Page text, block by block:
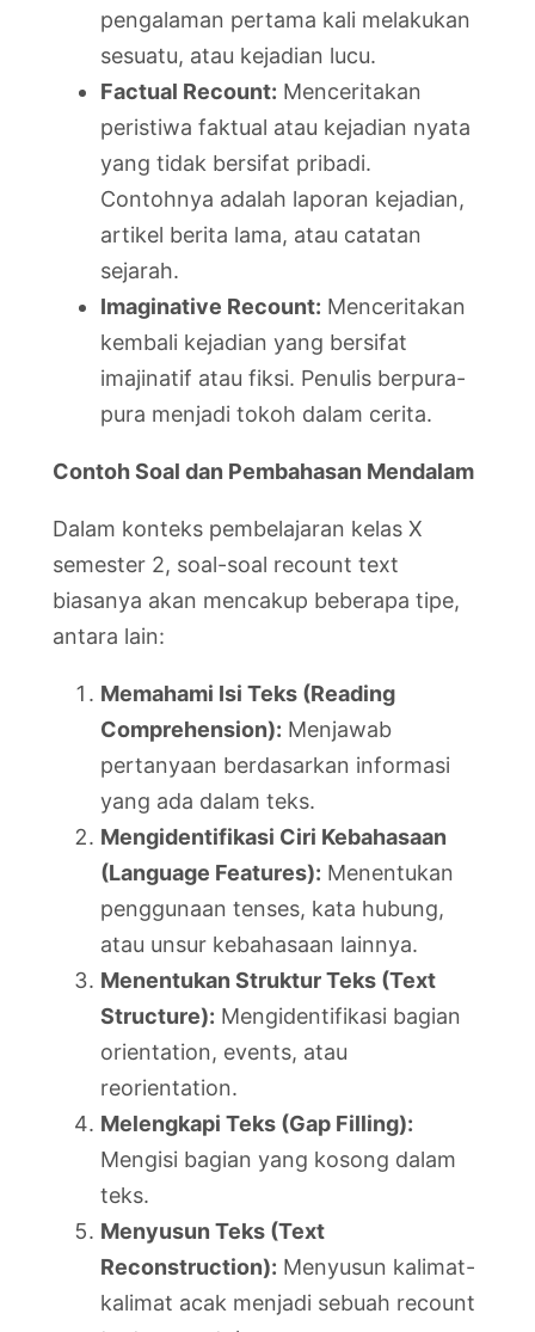
pengalaman pertama kali melakukan
sesuatu, atau kejadian lucu.
Factual Recount: Menceritakan
peristiwa faktual atau kejadian nyata
yang tidak bersifat pribadi.
Contohnya adalah laporan kejadian,
artikel berita lama, atau catatan
sejarah.
Imaginative Recount: Menceritakan
kembali kejadian yang bersifat
imajinatif atau fiksi. Penulis berpura-
pura menjadi tokoh dalam cerita.
Contoh Soal dan Pembahasan Mendalam
Dalam konteks pembelajaran kelas X
semester 2, soal-soal recount text
biasanya akan mencakup beberapa tipe,
antara lain:
Memahami Isi Teks (Reading
Comprehension): Menjawab
pertanyaan berdasarkan informasi
yang ada dalam teks.
Mengidentifikasi Ciri Kebahasaan
(Language Features): Menentukan
penggunaan tenses, kata hubung,
atau unsur kebahasaan lainnya.
Menentukan Struktur Teks (Text
Structure): Mengidentifikasi bagian
orientation, events, atau
reorientation.
Melengkapi Teks (Gap Filling):
Mengisi bagian yang kosong dalam
teks.
Menyusun Teks (Text
Reconstruction): Menyusun kalimat-
kalimat acak menjadi sebuah recount